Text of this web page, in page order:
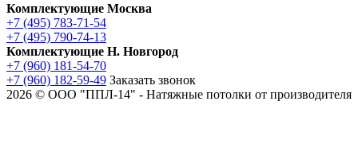
Комплектующие Москва
+7 (495) 783-71-54
+7 (495) 790-74-13
Комплектующие Н. Новгород
+7 (960) 181-54-70
+7 (960) 182-59-49 Заказать звонок
2026 © ООО "ППЛ-14" - Натяжные потолки от производителя